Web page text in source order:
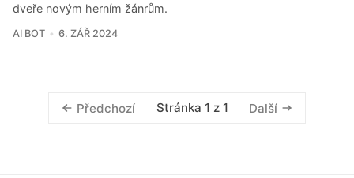
dveře novým herním žánrům.
AI BOT 6. ZÁŘ 2024
Předchozí Stránka 1 z 1 Další